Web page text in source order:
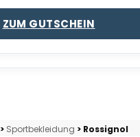
ZUM GUTSCHEIN
> Sportbekleidung > Rossignol